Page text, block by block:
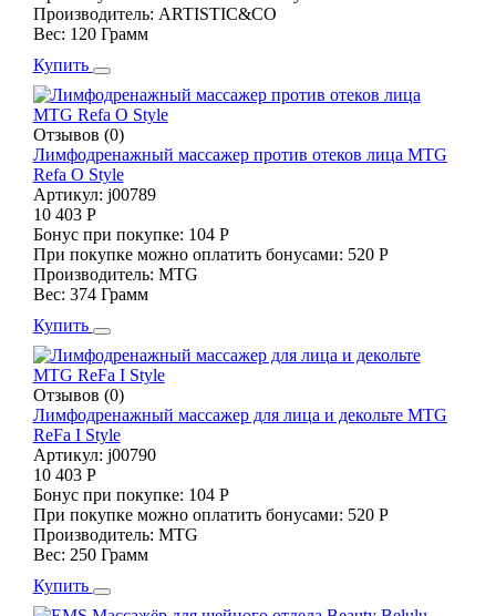
Производитель: ARTISTIC&CO
Вес: 120 Грамм
Купить
Отзывов (0)
Лимфодренажный массажер против отеков лица MTG
Refa O Style
Артикул: j00789
10 403 Р
Бонус при покупке: 104 Р
При покупке можно оплатить бонусами: 520 Р
Производитель: MTG
Вес: 374 Грамм
Купить
Отзывов (0)
Лимфодренажный массажер для лица и декольте MTG
ReFa I Style
Артикул: j00790
10 403 Р
Бонус при покупке: 104 Р
При покупке можно оплатить бонусами: 520 Р
Производитель: MTG
Вес: 250 Грамм
Купить